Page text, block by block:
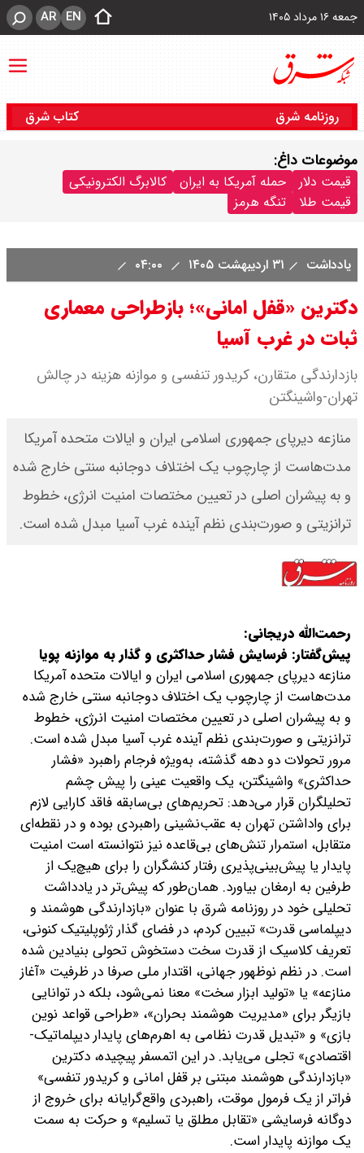
جمعه ۱۶ مرداد ۱۴۰۵ EN
AR
روزنامه شرق کتاب شرق
موضوعات داغ:
قیمت دلار حمله آمریکا به ایران
کالابرگ الکترونیکی
قیمت طلا
تنگه هرمز
یادداشت ۳۱ اردیبهشت ۱۴۰۵
دکترین «قفل امانی»؛ بازطراحی معماری
ثبات در غرب آسیا
بازدارندگی متقارن، کریدور تنفسی و موازنه هزینه در چالش
تهران-واشینگتن
منازعه دیرپای جمهوری اسلامی ایران و ایالات متحده آمریکا
مدت‌هاست از چارچوب یک اختلاف دوجانبه سنتی خارج شده
و به پیشران اصلی در تعیین مختصات امنیت انرژی، خطوط
ترانزیتی و صورت‌بندی نظم آینده غرب آسیا مبدل شده است.
رحمت‌الله دریجانی:
پیش‌گفتار: فرسایش فشار حداکثری و گذار به موازنه پویا
منازعه دیرپای جمهوری اسلامی ایران و ایالات متحده آمریکا
مدت‌هاست از چارچوب یک اختلاف دوجانبه سنتی خارج شده
و به پیشران اصلی در تعیین مختصات امنیت انرژی، خطوط
ترانزیتی و صورت‌بندی نظم آینده غرب آسیا مبدل شده است.
مرور تحولات دو دهه گذشته، به‌ویژه فرجام راهبرد «فشار
حداکثری» واشینگتن، یک واقعیت عینی را پیش چشم
تحلیلگران قرار می‌دهد: تحریم‌های بی‌سابقه فاقد کارایی لازم
برای واداشتن تهران به عقب‌نشینی راهبردی بوده و در نقطه‌ای
متقابل، استمرار تنش‌های بی‌قاعده نیز نتوانسته است امنیت
پایدار یا پیش‌بینی‌پذیری رفتار کنشگران را برای هیچ‌یک از
طرفین به ارمغان بیاورد. همان‌طور که پیش‌تر در یادداشت
تحلیلی خود در روزنامه شرق با عنوان «بازدارندگی هوشمند و
دیپلماسی قدرت» تبیین کردم، در فضای گذار ژئوپلیتیک کنونی،
تعریف کلاسیک از قدرت سخت دستخوش تحولی بنیادین شده
است. در نظم نوظهور جهانی، اقتدار ملی صرفا در ظرفیت «آغاز
منازعه» یا «تولید ابزار سخت» معنا نمی‌شود، بلکه در توانایی
بازیگر برای «مدیریت هوشمند بحران»، «طراحی قواعد نوین
بازی» و «تبدیل قدرت نظامی به اهرم‌های پایدار دیپلماتیک-
اقتصادی» تجلی می‌یابد. در این اتمسفر پیچیده، دکترین
«بازدارندگی هوشمند مبتنی بر قفل امانی و کریدور تنفسی»
فراتر از یک فرمول موقت، راهبردی واقع‌گرایانه برای خروج از
دوگانه فرسایشی «تقابل مطلق یا تسلیم» و حرکت به سمت
یک موازنه پایدار است.